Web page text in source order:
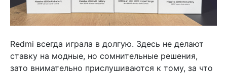
Redmi всегда играла в долгую. Здесь не делают
ставку на модные, но сомнительные решения,
зато внимательно прислушиваются к тому, за что